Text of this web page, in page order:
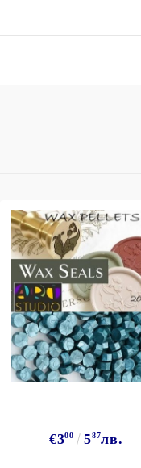
, Брокат картони и
картони / хартии
картони и хартии
велпапе и др.
паус
€300 587лв.